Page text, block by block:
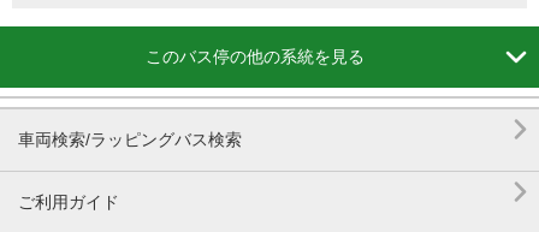
このバス停の他の系統を見る 
車両検索/ラッピングバス検索 
ご利用ガイド 